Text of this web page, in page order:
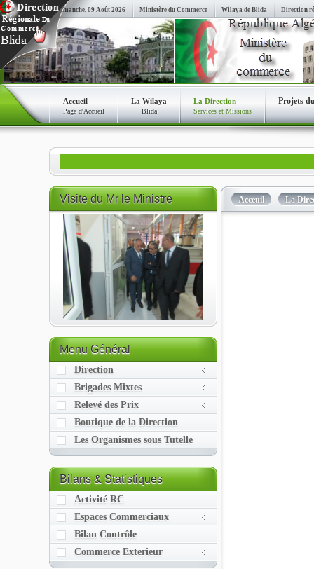
Dimanche, 09 Août 2026 Ministère du Commerce Wilaya de Blida Direction
Accueil
Page d'Accueil
La Wilaya
Blida
La Direction
Services et Missions
Projets
Acceuil La
Visitedu Mr le Ministre
MenuGénéral
Direction
Brigades Mixtes
Relevé des Prix
Boutique de la Direction
Les Organismes sous Tutelle
Bilans& Statistiques
Activité RC
Espaces Commerciaux
Bilan Contrôle
Commerce Exterieur